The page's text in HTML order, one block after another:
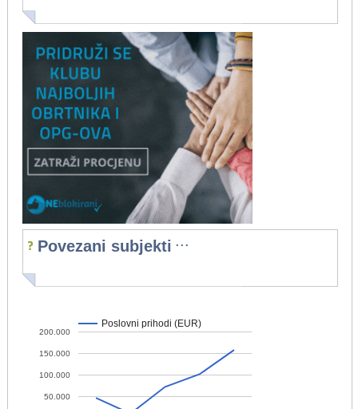
Povezani subjekti ...
Poslovni prihodi (EUR)
50.000
100.000
150.000
200.000